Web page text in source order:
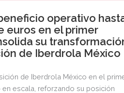
operativo
euros en el primer
su
de Iberdrola México
de Iberdrola México en el
escala, reforzando su posición